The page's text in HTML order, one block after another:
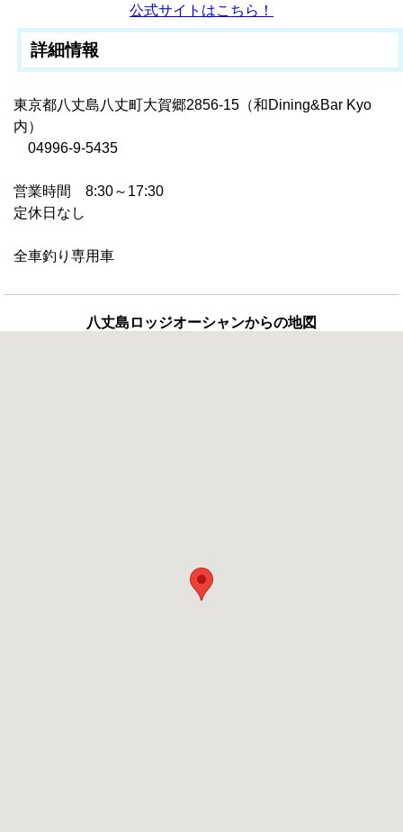
公式サイトはこちら！
詳細情報
東京都八丈島八丈町大賀郷2856-15（和Dining&Bar Kyo
内）
04996-9-5435
営業時間 8:30～17:30
定休日なし
全車釣り専用車
八丈島ロッジオーシャンからの地図